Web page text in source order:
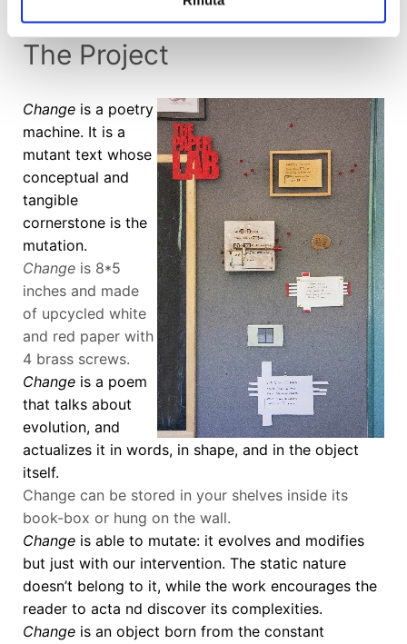
The Project
Change is a poetry
machine. It is a
mutant text whose
conceptual and
tangible
cornerstone is the
mutation.
Change is 8*5
inches and made
of upcycled white
and red paper with
4 brass screws.
Change is a poem
that talks about
evolution, and
actualizes it in words, in shape, and in the object
itself.
Change can be stored in your shelves inside its
book-box or hung on the wall.
Change is able to mutate: it evolves and modifies
but just with our intervention. The static nature
doesn’t belong to it, while the work encourages the
reader to acta nd discover its complexities.
Change is an object born from the constant